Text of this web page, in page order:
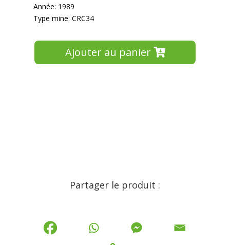
Année: 1989
Type mine: CRC34
Ajouter au panier
Partager le produit :